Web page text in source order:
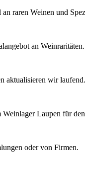
raren Weinen und
an Weinraritäten.
aktualisieren wir laufend.
Laupen für
oder von Firmen.